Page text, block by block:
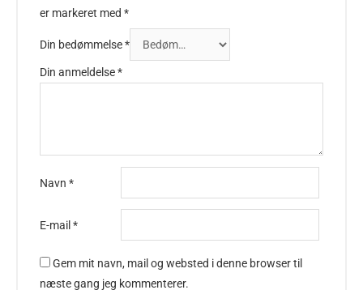
er markeret med*
Din bedømmelse*
Din anmeldelse*
Navn*
E-mail*
Gem mit navn, mail og websted i denne browser til
næste gang jeg kommenterer.